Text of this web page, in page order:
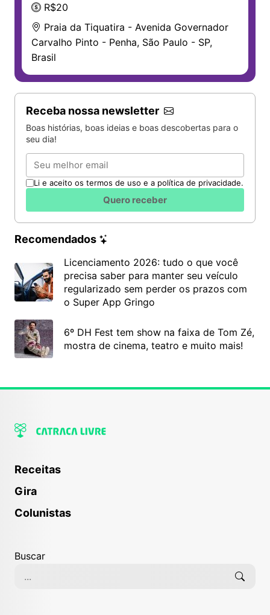
R$20
Praia da Tiquatira - Avenida Governador
Carvalho Pinto - Penha, São Paulo - SP,
Brasil
Receba nossa newsletter
Boas histórias, boas ideias e boas descobertas para o
seu dia!
Email
Li e aceito os termos de uso e a política de privacidade.
Quero receber
Recomendados
Licenciamento 2026: tudo o que você
precisa saber para manter seu veículo
regularizado sem perder os prazos com
o Super App Gringo
6º DH Fest tem show na faixa de Tom Zé,
mostra de cinema, teatro e muito mais!
Receitas
Gira
Colunistas
Buscar